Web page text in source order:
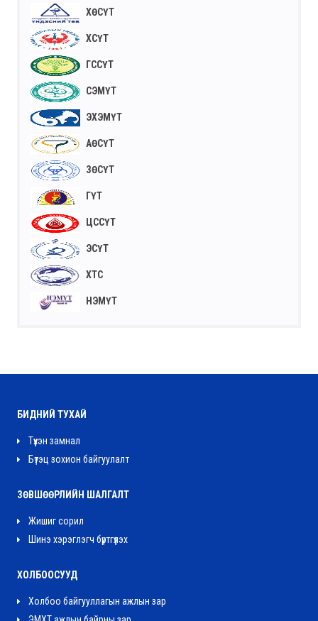
ХӨСҮТ
ХСҮТ
ГССҮТ
СЭМҮТ
ЭХЭМҮТ
АӨСҮТ
ЗӨСҮТ
ГҮТ
ЦССҮТ
ЭСҮТ
ХТС
НЭМҮТ
БИДНИЙ ТУХАЙ
Түүхэн замнал
Бүтэц зохион байгуулалт
ЗӨВШӨӨРЛИЙН ШАЛГАЛТ
Жишиг сорил
Шинэ хэрэглэгч бүртгүүлэх
ХОЛБООСУУД
Холбоо байгууллагын ажлын зар